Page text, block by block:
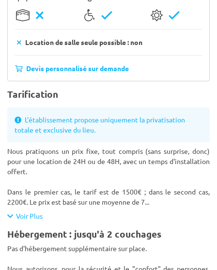
Location de salle seule possible : non
Devis personnalisé sur demande
Tarification
L'établissement propose uniquement la privatisation
totale et exclusive du lieu.
Nous pratiquons un prix fixe, tout compris (sans surprise, donc)
pour une location de 24H ou de 48H, avec un temps d'installation
offert.
Dans le premier cas, le tarif est de 1500€ ; dans le second cas,
2200€. Le prix est basé sur une moyenne de 7...
Voir Plus
Hébergement : jusqu'à 2 couchages
Pas d'hébergement supplémentaire sur place.